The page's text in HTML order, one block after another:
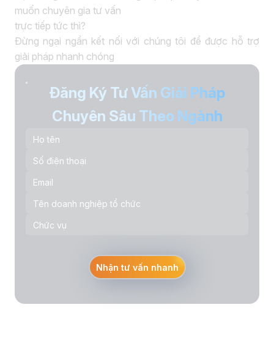
muốn chuyên gia tư vấn
trực tiếp tức thì?
Đừng ngại ngần kết nối với chúng tôi để được hỗ trợ
giải pháp nhanh chóng
Đăng Ký Tư Vấn Giải Pháp
Chuyên Sâu Theo Ngành
Nhận tư vấn nhanh